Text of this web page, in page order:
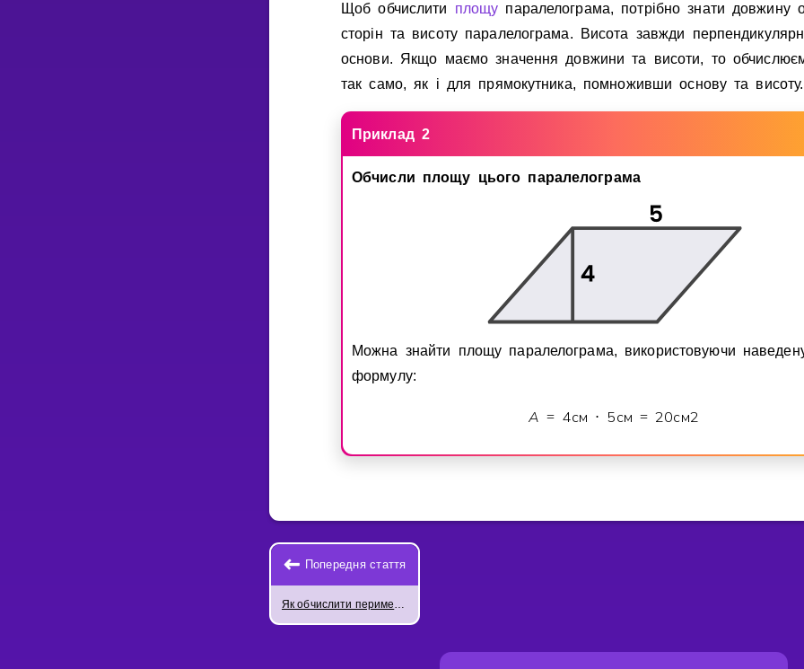
Щоб обчислити площу паралелограма, потрiбно знати довжину
сторiн та висоту паралелограма. Висота завжди
основи. Якщо маємо значення довжини та висоти, то
так само, як i для прямокутника, помноживши основу та висоту.
Приклад 2
Обчисли площу цього паралелограма
Можна знайти площу паралелограма, використовуючи
формулу:
A = 4см ⋅ 5см = 20см2
Попередня стаття